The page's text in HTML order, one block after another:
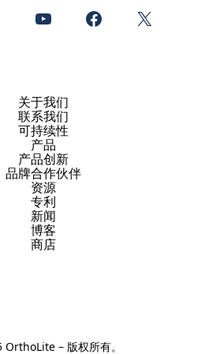
YouTube Facebook X
关于我们
联系我们
可持续性
产品
产品创新
品牌合作伙伴
资源
专利
新闻
博客
商店
– 版权所有。